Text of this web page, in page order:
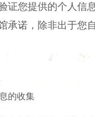
证您提供的个人信
承诺，除非出于您
的收集